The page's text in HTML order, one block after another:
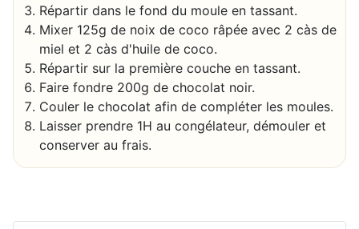
Répartir dans le fond du moule en tassant.
Mixer 125g de noix de coco râpée avec 2 càs de
miel et 2 càs d'huile de coco.
Répartir sur la première couche en tassant.
Faire fondre 200g de chocolat noir.
Couler le chocolat afin de compléter les moules.
Laisser prendre 1H au congélateur, démouler et
conserver au frais.